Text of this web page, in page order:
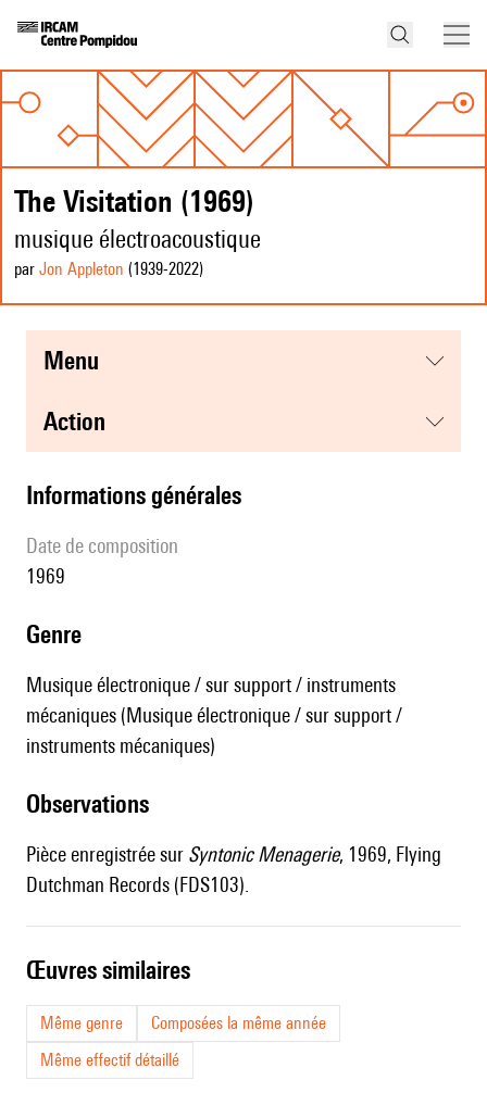
The Visitation (1969)
musique électroacoustique
par Jon Appleton (1939-2022)
menu
action
informations générales
date de composition
1969
genre
Musique électronique / sur support / instruments
mécaniques (Musique électronique / sur support /
instruments mécaniques)
observations
Pièce enregistrée sur Syntonic Menagerie, 1969, Flying
Dutchman Records (FDS103).
œuvres similaires
Même genre
Composées la même année
Même effectif détaillé